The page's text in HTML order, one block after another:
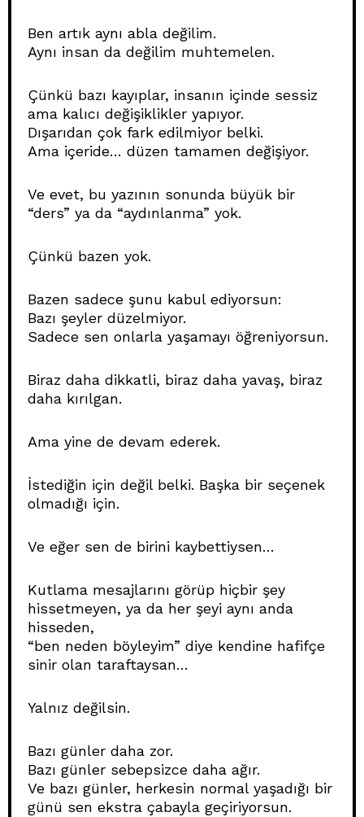
Ben artık aynı abla değilim.
Aynı insan da değilim muhtemelen.
Çünkü bazı kayıplar, insanın içinde sessiz
ama kalıcı değişiklikler yapıyor.
Dışarıdan çok fark edilmiyor belki.
Ama içeride… düzen tamamen değişiyor.
Ve evet, bu yazının sonunda büyük bir
“ders” ya da “aydınlanma” yok.
Çünkü bazen yok.
Bazen sadece şunu kabul ediyorsun:
Bazı şeyler düzelmiyor.
Sadece sen onlarla yaşamayı öğreniyorsun.
Biraz daha dikkatli, biraz daha yavaş, biraz
daha kırılgan.
Ama yine de devam ederek.
İstediğin için değil belki. Başka bir seçenek
olmadığı için.
Ve eğer sen de birini kaybettiysen…
Kutlama mesajlarını görüp hiçbir şey
hissetmeyen, ya da her şeyi aynı anda
hisseden,
“ben neden böyleyim” diye kendine hafifçe
sinir olan taraftaysan…
Yalnız değilsin.
Bazı günler daha zor.
Bazı günler sebepsizce daha ağır.
Ve bazı günler, herkesin normal yaşadığı bir
günü sen ekstra çabayla geçiriyorsun.